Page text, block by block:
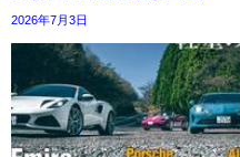
2026年7月3日